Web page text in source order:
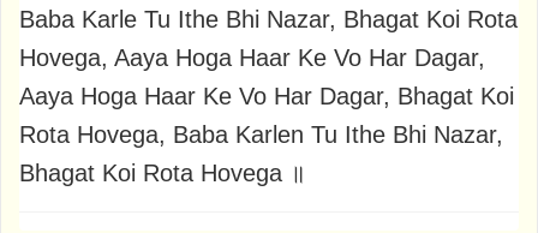
Baba Karle Tu Ithe Bhi Nazar, Bhagat Koi Rota
Hovega, Aaya Hoga Haar Ke Vo Har Dagar,
Aaya Hoga Haar Ke Vo Har Dagar, Bhagat Koi
Rota Hovega, Baba Karlen Tu Ithe Bhi Nazar,
Bhagat Koi Rota Hovega ॥